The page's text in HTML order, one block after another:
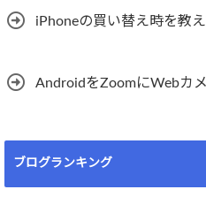
iPhoneの買い替え時を教
AndroidをZoomにWebカ
ブログランキング